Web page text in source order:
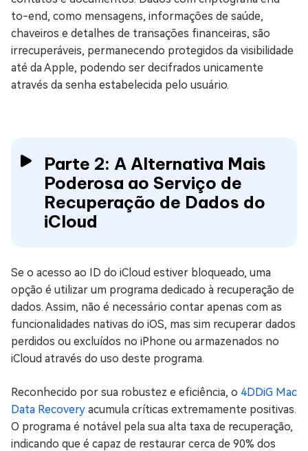
to-end, como mensagens, informações de saúde,
chaveiros e detalhes de transações financeiras, são
irrecuperáveis, permanecendo protegidos da visibilidade
até da Apple, podendo ser decifrados unicamente
através da senha estabelecida pelo usuário.
Parte 2: A Alternativa Mais
Poderosa ao Serviço de
Recuperação de Dados do
iCloud
Se o acesso ao ID do iCloud estiver bloqueado, uma
opção é utilizar um programa dedicado à recuperação de
dados. Assim, não é necessário contar apenas com as
funcionalidades nativas do iOS, mas sim recuperar dados
perdidos ou excluídos no iPhone ou armazenados no
iCloud através do uso deste programa.
Reconhecido por sua robustez e eficiência, o 4DDiG Mac
Data Recovery acumula críticas extremamente positivas.
O programa é notável pela sua alta taxa de recuperação,
indicando que é capaz de restaurar cerca de 90% dos